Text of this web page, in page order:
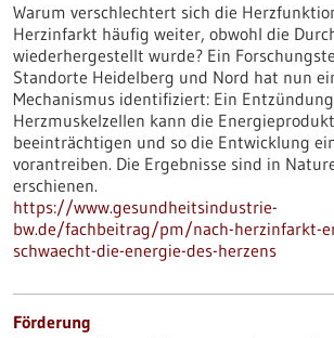
Warum verschlechtert sich die
Herzinfarkt häufig weiter, obwohl die
wiederhergestellt wurde? Ein
Standorte Heidelberg und Nord hat nun
Mechanismus identifiziert: Ein
Herzmuskelzellen kann die
beeinträchtigen und so die Entwicklung
vorantreiben. Die Ergebnisse sind in
erschienen.
https://www.gesundheitsindustrie-
bw.de/fachbeitrag/pm/nach-herzinfarkt-
schwaecht-die-energie-des-herzens
Förderung